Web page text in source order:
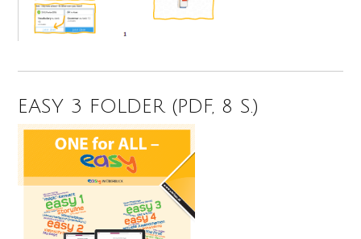
EASY 3 FOLDER (PDF, 8 S.)